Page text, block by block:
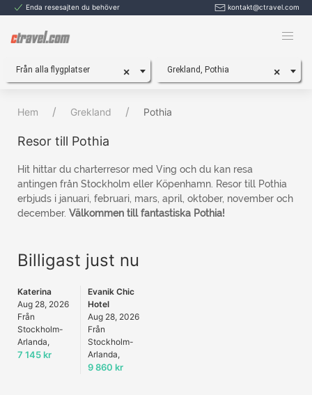
Enda resesajten du behöver kontakt@ctravel.com
×
Från alla flygplatser ×
Grekland, Pothia
Hem Grekland Pothia
Resor till Pothia
Hit hittar du charterresor med Ving och du kan resa
antingen från Stockholm eller Köpenhamn. Resor till Pothia
erbjuds i januari, februari, mars, april, oktober, november och
december. Välkommen till fantastiska Pothia!
Billigast just nu
Katerina
Aug 28, 2026
Från
Stockholm-
Arlanda,
7 145 kr
Evanik Chic
Hotel
Aug 28, 2026
Från
Stockholm-
Arlanda,
9 860 kr